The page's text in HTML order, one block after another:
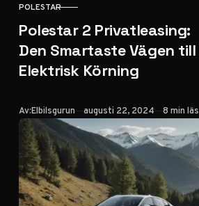
KATEGORI
POLESTAR
Polestar 2 Privatleasing:
Den Smartaste Vägen till
Elektrisk Körning
Av:Elbilsgurun Publicerad
augusti 22, 2024 8 min